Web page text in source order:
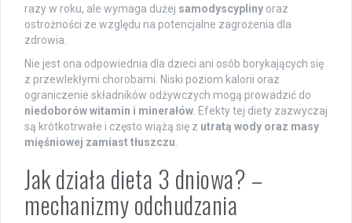
razy w roku, ale wymaga dużej samodyscypliny oraz
ostrożności ze względu na potencjalne zagrożenia dla
zdrowia.
Nie jest ona odpowiednia dla dzieci ani osób borykających się
z przewlekłymi chorobami. Niski poziom kalorii oraz
ograniczenie składników odżywczych mogą prowadzić do
niedoborów witamin i minerałów . Efekty tej diety zazwyczaj
są krótkotrwałe i często wiążą się z utratą wody oraz masy
mięśniowej zamiast tłuszczu
Jak działa dieta 3 dniowa? –
mechanizmy odchudzania